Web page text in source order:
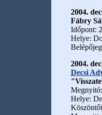
2004.
Fábry
Időpont:
Helye:
2004.
Decsi
Helye: